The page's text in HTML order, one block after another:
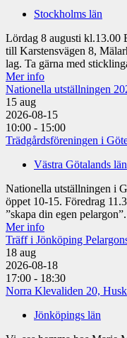
Stockholms län
Lördag 8 augusti kl.13.00
till Karstensvägen 8,
lag. Ta gärna med
Mer info
Nationella utställningen
15 aug
2026-08-15
10:00 - 15:00
Trädgårdsföreningen i
Västra Götalands län
Nationella utställningen i
öppet 10-15. Föredrag
”skapa din egen
Mer info
Träff i Jönköping
18 aug
2026-08-18
17:00 - 18:30
Norra Klevaliden 20,
Jönköpings län